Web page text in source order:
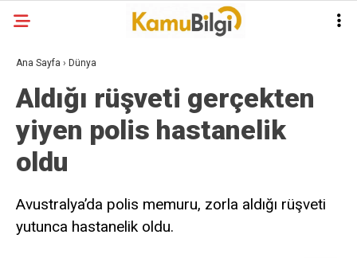
Ana Sayfa › Dünya
Aldığı rüşveti gerçekten
yiyen polis hastanelik
oldu
Avustralya’da polis memuru, zorla aldığı rüşveti
yutunca hastanelik oldu.